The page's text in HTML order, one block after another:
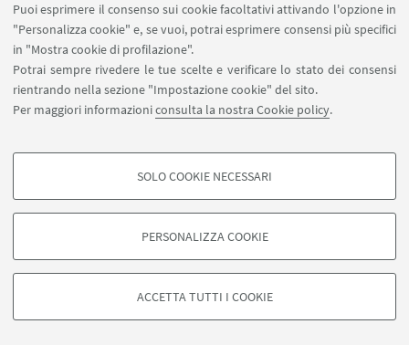
Puoi esprimere il consenso sui cookie facoltativi attivando l'opzione in
"Personalizza cookie" e, se vuoi, potrai esprimere consensi più specifici
in "Mostra cookie di profilazione".
Potrai sempre rivedere le tue scelte e verificare lo stato dei consensi
rientrando nella sezione "Impostazione cookie" del sito.
Per maggiori informazioniconsulta la nostra Cookie policy.
COOKIE DI PROFILAZIONE - FACOLTATIVI
degli utenti, creare profili in base al loro comportamento sul sito, per analisi
di marketing.
Google/Youtube Video
SOLO COOKIE NECESSARI
PERSONALIZZA COOKIE
ACCETTA TUTTI I COOKIE
musicale», sia l’immissione guidata dei dati, che
permetterà di assimilare le nozioni metodologiche
e di conoscere e padroneggiare il programma
informatico. Il progetto formativo prevede tredici
ore di attività didattica frontale e sette di tirocinio
Privacy- Note legali -Impostazioni Cookie